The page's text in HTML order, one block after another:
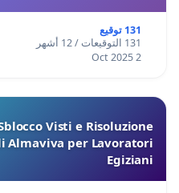
131 توقيع
131 التوقيعات / 12 أشهر
2 Oct 2025
Visti e Risoluzione
Almaviva per Lavoratori
Egiziani